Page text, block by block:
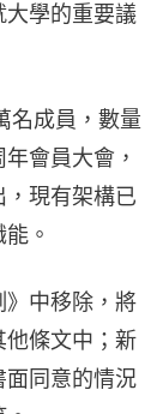
大學的重要議
名成員，數量
會員大會，
現有架構已
。
》中移除，將
他條文中；新
面同意的情況